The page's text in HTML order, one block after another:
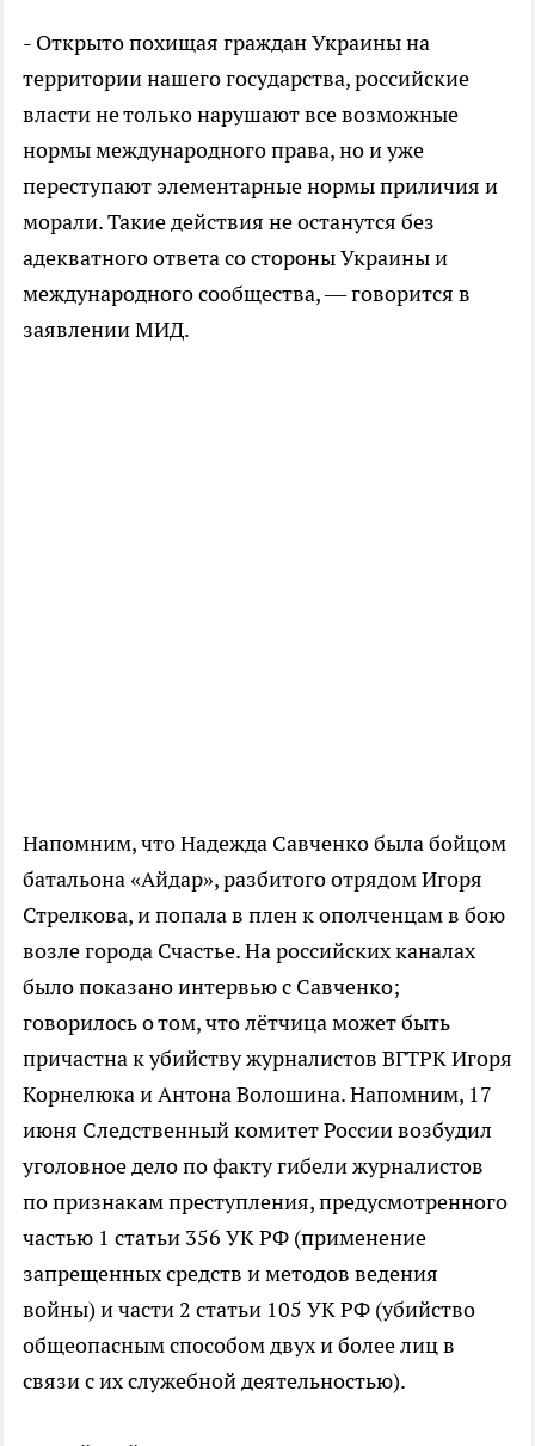
- Открыто похищая граждан Украины на
территории нашего государства, российские
власти не только нарушают все возможные
нормы международного права, но и уже
переступают элементарные нормы приличия и
морали. Такие действия не останутся без
адекватного ответа со стороны Украины и
международного сообщества, — говорится в
заявлении МИД.
Напомним, что Надежда Савченко была бойцом
батальона «Айдар», разбитого отрядом Игоря
Стрелкова, и попала в плен к ополченцам в бою
возле города Счастье. На российских каналах
было показано интервью с Савченко;
говорилось о том, что лётчица может быть
причастна к убийству журналистов ВГТРК Игоря
Корнелюка и Антона Волошина. Напомним, 17
июня Следственный комитет России возбудил
уголовное дело по факту гибели журналистов
по признакам преступления, предусмотренного
частью 1 статьи 356 УК РФ (применение
запрещенных средств и методов ведения
войны) и части 2 статьи 105 УК РФ (убийство
общеопасным способом двух и более лиц в
связи с их служебной деятельностью).